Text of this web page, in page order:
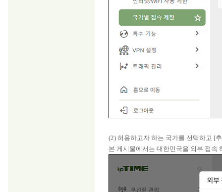
(2) 허용하고자 하는 국가를 선택하고 [
본 게시물에서는 대한민국을 외부 접속